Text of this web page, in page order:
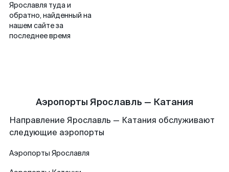
Ярославля туда и
обратно, найденный на
нашем сайте за
последнее время
Аэропорты Ярославль — Катания
Направление Ярославль — Катания обслуживают
следующие аэропорты
Аэропорты Ярославля